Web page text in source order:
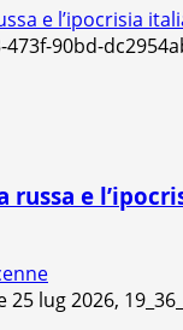
e l’ipocrisia
russa e